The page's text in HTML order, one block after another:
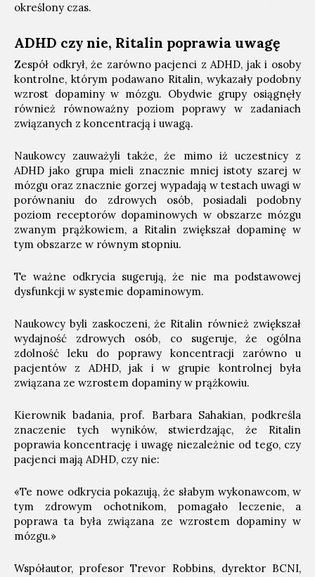
określony czas.
ADHD czy nie, Ritalin poprawia uwagę
Zespół odkrył, że zarówno pacjenci z ADHD, jak i osoby
kontrolne, którym podawano Ritalin, wykazały podobny
wzrost dopaminy w mózgu. Obydwie grupy osiągnęły
również równoważny poziom poprawy w zadaniach
związanych z koncentracją i uwagą.
Naukowcy zauważyli także, że mimo iż uczestnicy z
ADHD jako grupa mieli znacznie mniej istoty szarej w
mózgu oraz znacznie gorzej wypadają w testach uwagi w
porównaniu do zdrowych osób, posiadali podobny
poziom receptorów dopaminowych w obszarze mózgu
zwanym prążkowiem, a Ritalin zwiększał dopaminę w
tym obszarze w równym stopniu.
Te ważne odkrycia sugerują, że nie ma podstawowej
dysfunkcji w systemie dopaminowym.
Naukowcy byli zaskoczeni, że Ritalin również zwiększał
wydajność zdrowych osób, co sugeruje, że ogólna
zdolność leku do poprawy koncentracji zarówno u
pacjentów z ADHD, jak i w grupie kontrolnej była
związana ze wzrostem dopaminy w prążkowiu.
Kierownik badania, prof. Barbara Sahakian, podkreśla
znaczenie tych wyników, stwierdzając, że Ritalin
poprawia koncentrację i uwagę niezależnie od tego, czy
pacjenci mają ADHD, czy nie:
«Te nowe odkrycia pokazują, że słabym wykonawcom, w
tym zdrowym ochotnikom, pomagało leczenie, a
poprawa ta była związana ze wzrostem dopaminy w
mózgu.»
Współautor, profesor Trevor Robbins, dyrektor BCNI,